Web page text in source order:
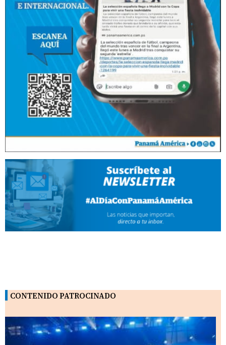
CONTENIDO PATROCINADO